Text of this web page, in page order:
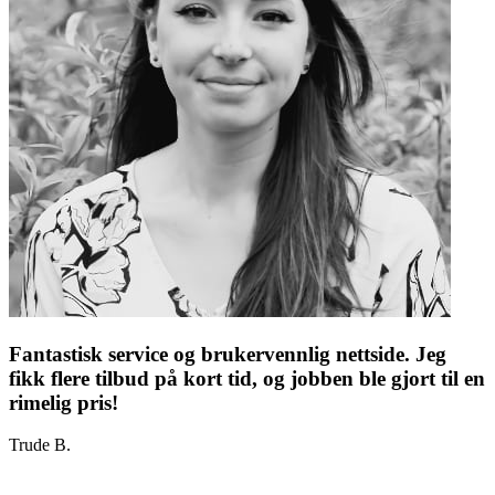
Fantastisk service og brukervennlig nettside. Jeg
fikk flere tilbud på kort tid, og jobben ble gjort til en
rimelig pris!
Trude B.